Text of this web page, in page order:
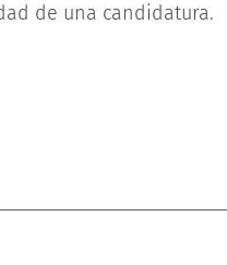
de una candidatura.